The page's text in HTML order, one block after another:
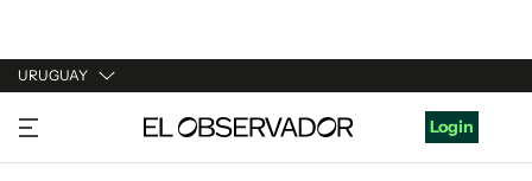
URUGUAY
URUGUAY
ARGENTINA
Login